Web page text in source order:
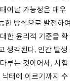
어날 가능성은 매우
한 방식으로 발전하여
한 윤리적 기준을 확
생각된다. 인간 발생
루는 것이어서, 시험
태에 이르기까지 수